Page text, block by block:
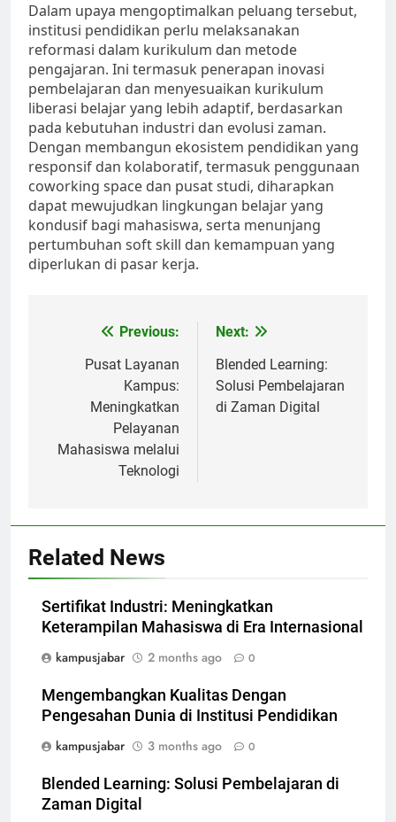
Dalam upaya mengoptimalkan peluang tersebut,
institusi pendidikan perlu melaksanakan
reformasi dalam kurikulum dan metode
pengajaran. Ini termasuk penerapan inovasi
pembelajaran dan menyesuaikan kurikulum
liberasi belajar yang lebih adaptif, berdasarkan
pada kebutuhan industri dan evolusi zaman.
Dengan membangun ekosistem pendidikan yang
responsif dan kolaboratif, termasuk penggunaan
coworking space dan pusat studi, diharapkan
dapat mewujudkan lingkungan belajar yang
kondusif bagi mahasiswa, serta menunjang
pertumbuhan soft skill dan kemampuan yang
diperlukan di pasar kerja.
navigation
Previous:
Pusat Layanan
Kampus:
Meningkatkan
Pelayanan
Mahasiswa melalui
Teknologi
Next:
Blended Learning:
Solusi Pembelajaran
di Zaman Digital
Related News
Sertifikat Industri: Meningkatkan
Keterampilan Mahasiswa di Era Internasional
kampusjabar
2 months ago 0
Mengembangkan Kualitas Dengan
Pengesahan Dunia di Institusi Pendidikan
kampusjabar
3 months ago 0
Blended Learning: Solusi Pembelajaran di
Zaman Digital